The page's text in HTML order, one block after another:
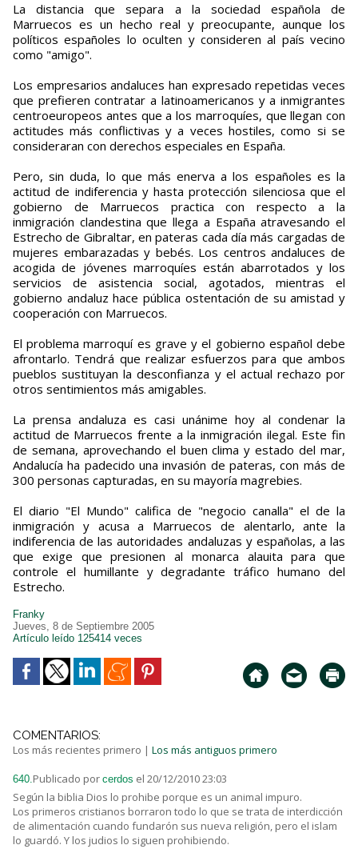
La distancia que separa a la sociedad española de
Marruecos es un hecho real y preocupante, aunque los
políticos españoles lo oculten y consideren al país vecino
como "amigo".
Los empresarios andaluces han expresado repetidas veces
que prefieren contratar a latinoamericanos y a inmigrantes
centroeuropeos antes que a los marroquíes, que llegan con
actitudes más conflictivas y a veces hostiles, como si se
consideraran con derechos especiales en España.
Pero, sin duda, lo que más enerva a los españoles es la
actitud de indiferencia y hasta protección silenciosa que el
gobierno de Marruecos practica con respecto a la
inmigración clandestina que llega a España atravesando el
Estrecho de Gibraltar, en pateras cada día más cargadas de
mujeres embarazadas y bebés. Los centros andaluces de
acogida de jóvenes marroquíes están abarrotados y los
servicios de asistencia social, agotados, mientras el
gobierno andaluz hace pública ostentación de su amistad y
cooperación con Marruecos.
El problema marroquí es grave y el gobierno español debe
afrontarlo. Tendrá que realizar esfuerzos para que ambos
pueblos sustituyan la desconfianza y el actual rechazo por
otros sentimientos más amigables.
La prensa andaluza es casi unánime hoy al condenar la
actitud de Marruecos frente a la inmigración ilegal. Este fin
de semana, aprovechando el buen clima y estado del mar,
Andalucía ha padecido una invasión de pateras, con más de
300 personas capturadas, en su mayoría magrebies.
El diario "El Mundo" califica de "negocio canalla" el de la
inmigración y acusa a Marruecos de alentarlo, ante la
indiferencia de las autoridades andaluzas y españolas, a las
que exige que presionen al monarca alauita para que
controle el humillante y degradante tráfico humano del
Estrecho.
Franky
Jueves, 8 de Septiembre 2005
Artículo leído 125414 veces
COMENTARIOS:
Los más recientes primero | Los más antiguos primero
640.Publicado por cerdos el 20/12/2010 23:03
Según la biblia Dios lo prohibe porque es un animal impuro.
Los primeros cristianos borraron todo lo que se trata de interdicción
de alimentación cuando fundarón sus nueva religión, pero el islam
lo guardó. Y los judios lo siguen prohibiendo.